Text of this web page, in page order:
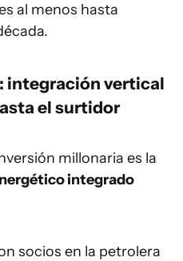
al menos hasta
integración vertical
el surtidor
millonaria es la
integrado
socios en la petrolera